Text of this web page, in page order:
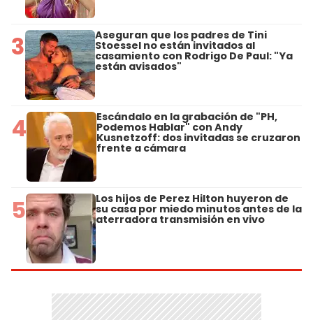
3 Aseguran que los padres de Tini
Stoessel no están invitados al
casamiento con Rodrigo De Paul: "Ya
están avisados"
4 Escándalo en la grabación de "PH,
Podemos Hablar" con Andy
Kusnetzoff: dos invitadas se cruzaron
frente a cámara
5 Los hijos de Perez Hilton huyeron de
su casa por miedo minutos antes de la
aterradora transmisión en vivo